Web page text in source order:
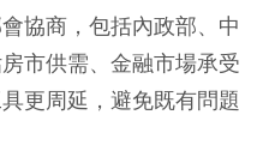
協商，包括內政部、中
市供需、金融市場承受
更周延，避免既有問題